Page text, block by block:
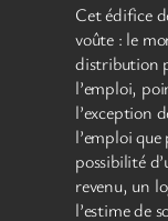
Cet édifice
voûte : le
distribution
l’emploi,
l’exception
l’emploi
possibilité
revenu, un
l’estime de